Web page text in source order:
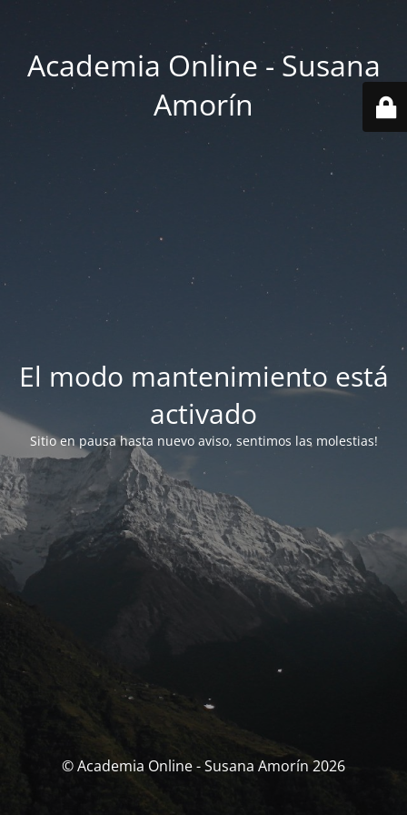
Academia Online - Susana
Amorín
El modo mantenimiento está
activado
Sitio en pausa hasta nuevo aviso, sentimos las molestias!
© Academia Online - Susana Amorín 2026